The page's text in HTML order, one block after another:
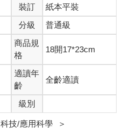
裝訂
紙本平裝
分級 普通級
商品規
格
18開17*23cm
適讀年
齡
全齡適讀
級別
科技/應用科學
＞